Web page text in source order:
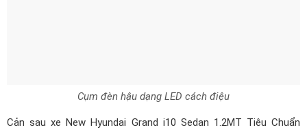
Cản sau xe New Hyundai Grand i10 Sedan 1.2MT Tiêu Chuẩn
hòa cho tổng thể ngoại thất của xe. Ống xả được bố trí ẩn dưới